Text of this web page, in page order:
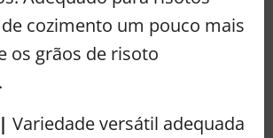
cozimento um pouco mais
os grãos de risoto
Variedade versátil adequada